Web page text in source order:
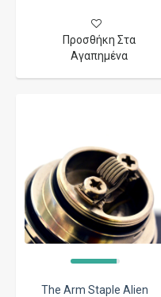
Προσθήκη Στα
Αγαπημένα
The Arm Staple Alien